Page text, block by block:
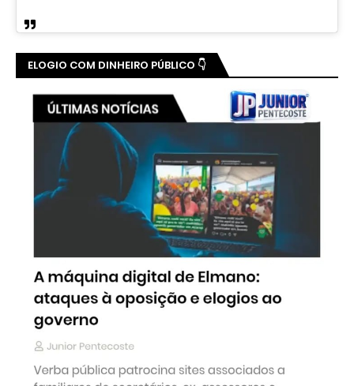
ELOGIO COM DINHEIRO PÚBLICO 👇